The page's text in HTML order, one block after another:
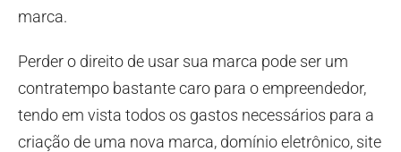
marca.
Perder o direito de usar sua marca pode ser um
contratempo bastante caro para o empreendedor,
tendo em vista todos os gastos necessários para a
criação de uma nova marca, domínio eletrônico, site